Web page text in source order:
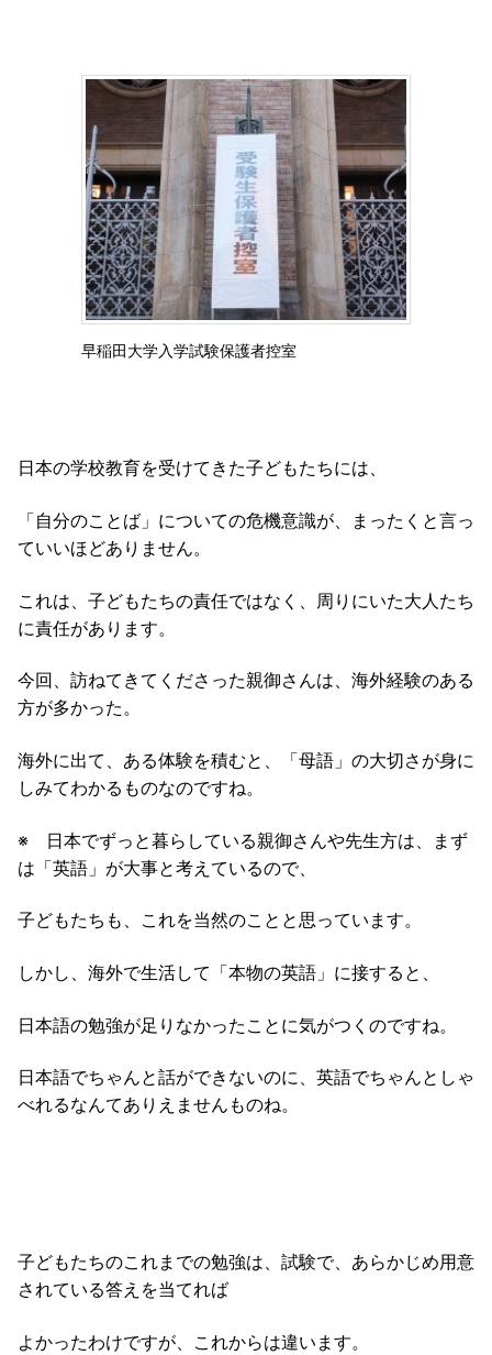
早稲田大学入学試験保護者控室
日本の学校教育を受けてきた子どもたちには、
「自分のことば」についての危機意識が、まったくと言っ
ていいほどありません。
これは、子どもたちの責任ではなく、周りにいた大人たち
に責任があります。
今回、訪ねてきてくださった親御さんは、海外経験のある
方が多かった。
海外に出て、ある体験を積むと、「母語」の大切さが身に
しみてわかるものなのですね。
※ 日本でずっと暮らしている親御さんや先生方は、まず
は「英語」が大事と考え ているので、
子どもたちも、これを当然のことと思っています。
しかし、海外で生活して 「本物の英語」に接すると、
日本語の勉強が足りなかったことに気がつくのですね。
日本語でちゃんと話ができないのに、英語でちゃんとしゃ
べれるなんてありえませんものね。
子どもたちのこれまでの勉強は、試験で、あらかじめ用意
されている答えを当てれば
よかったわけですが、これからは違います。